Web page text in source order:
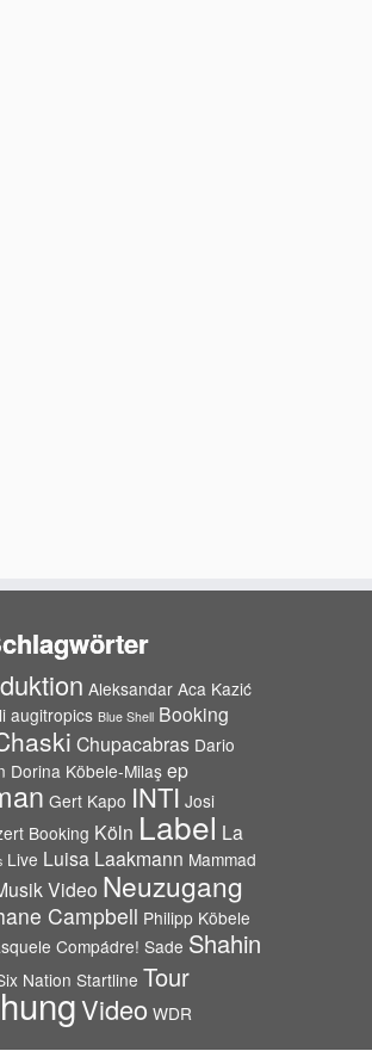
Aleksandar Aca Kazić
augitropics Blue Shell Booking
Chupacabras Dario
Dorina Köbele-Milaş ep
Gert Kapo INTI Josi
Booking Köln Label La
Live Luisa Laakmann Mammad
Video Neuzugang
Campbell Philipp Köbele
Compádre! Sade Shahin
Nation Startline Tour
Video WDR